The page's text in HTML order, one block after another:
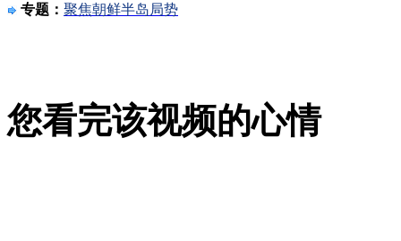
专题： 聚焦朝鲜半岛局势
您看完该视频的心情